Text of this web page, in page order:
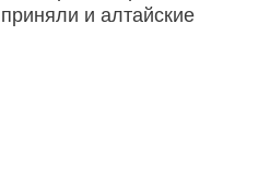
и алтайские